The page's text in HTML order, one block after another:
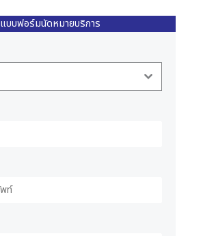
แบบฟอร์มนัดหมายบริการ